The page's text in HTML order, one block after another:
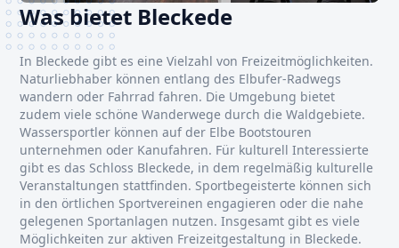
Was bietet Bleckede
In Bleckede gibt es eine Vielzahl von Freizeitmöglichkeiten.
Naturliebhaber können entlang des Elbufer-Radwegs
wandern oder Fahrrad fahren. Die Umgebung bietet
zudem viele schöne Wanderwege durch die Waldgebiete.
Wassersportler können auf der Elbe Bootstouren
unternehmen oder Kanufahren. Für kulturell Interessierte
gibt es das Schloss Bleckede, in dem regelmäßig kulturelle
Veranstaltungen stattfinden. Sportbegeisterte können sich
in den örtlichen Sportvereinen engagieren oder die nahe
gelegenen Sportanlagen nutzen. Insgesamt gibt es viele
Möglichkeiten zur aktiven Freizeitgestaltung in Bleckede.